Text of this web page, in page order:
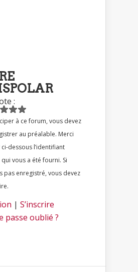
:
vous devez
au préalable. Merci
ci-dessous l’identifiant
a été fourni. Si
pas enregistré, vous devez
| S’inscrire
passe oublié ?